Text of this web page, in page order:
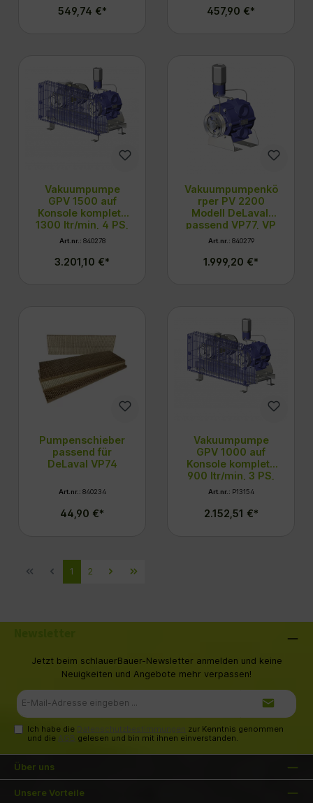
549,74 €* 457,90 €*
Vakuumpumpe
GPV 1500 auf
Konsole komplett,
1300 ltr/min, 4 PS,
Modell DeLaval
Art.nr.: 840278
3.201,10 €*
Vakuumpumpenkö
rper PV 2200
Modell DeLaval,
passend VP77, VP
78
Art.nr.: 840279
1.999,20 €*
Pumpenschieber
passend für
DeLaval VP74
Art.nr.: 840234
44,90 €*
Vakuumpumpe
GPV 1000 auf
Konsole komplett,
900 ltr/min, 3 PS,
Modell DeLaval
Art.nr.: P13154
2.152,51 €*
1 2
Jetzt beim schlauerBauer-Newsletter anmelden und keine
Neuigkeiten und Angebote mehr verpassen!
Mail-
Ich habe die Datenschutzbestimmungen zur Kenntnis genommen
und die AGB gelesen und bin mit ihnen einverstanden.
Über uns
Unsere Vorteile